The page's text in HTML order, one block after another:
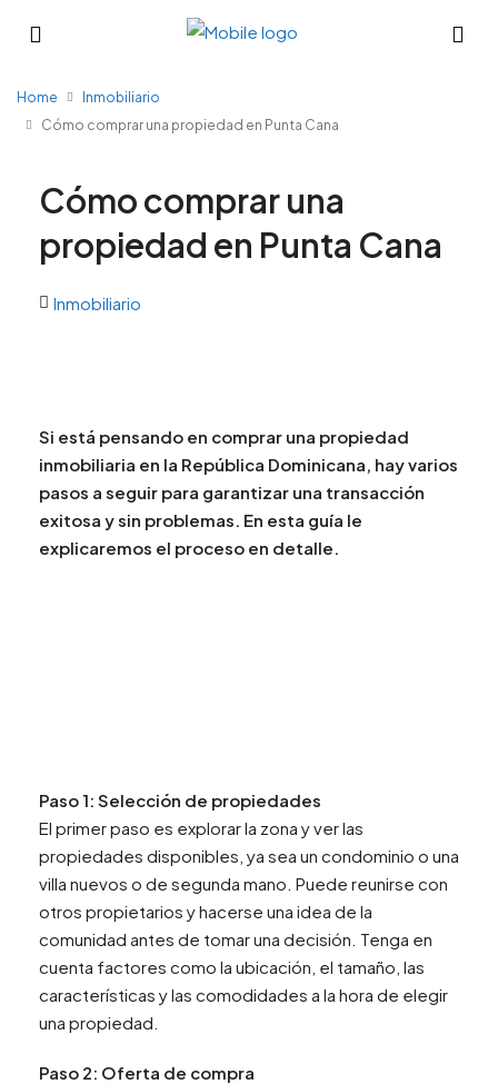
Home
Inmobiliario
Cómo comprar una propiedad en Punta Cana
Cómo comprar una
propiedad en Punta Cana
Inmobiliario
Si está pensando en comprar una propiedad
inmobiliaria en la República Dominicana, hay varios
pasos a seguir para garantizar una transacción
exitosa y sin problemas. En esta guía le
explicaremos el proceso en detalle.
Paso 1: Selección de propiedades
El primer paso es explorar la zona y ver las
propiedades disponibles, ya sea un condominio o una
villa nuevos o de segunda mano. Puede reunirse con
otros propietarios y hacerse una idea de la
comunidad antes de tomar una decisión. Tenga en
cuenta factores como la ubicación, el tamaño, las
características y las comodidades a la hora de elegir
una propiedad.
Paso 2: Oferta de compra